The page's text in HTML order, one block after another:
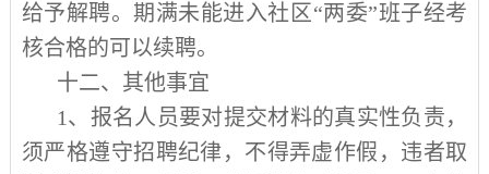
给予解聘。期满未能进入社区“两委”班子经考
核合格的可以续聘。
十二、其他事宜
1 、报名人员要对提交材料的真实性负责，
须严格遵守招聘纪律，不得弄虚作假，违者取